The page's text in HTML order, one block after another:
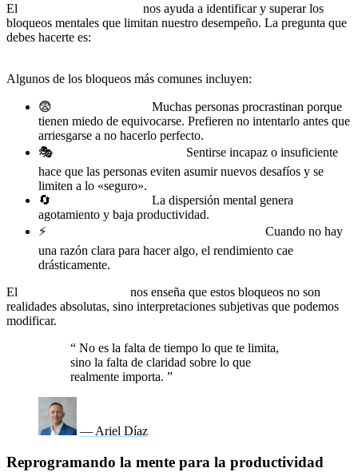
El
nos ayuda a identificar y superar los
bloqueos mentales que limitan nuestro desempeño. La pregunta que
debes hacerte es:
Algunos de los bloqueos más comunes incluyen:
😨
Muchas personas procrastinan porque
tienen miedo de equivocarse. Prefieren no intentarlo antes que
arriesgarse a no hacerlo perfecto.
🎭
Sentirse incapaz o insuficiente
hace que las personas eviten asumir nuevos desafíos y se
limiten a lo «seguro».
🔄
La dispersión mental genera
agotamiento y baja productividad.
⚡
Cuando no hay
una razón clara para hacer algo, el rendimiento cae
drásticamente.
El
nos enseña que estos bloqueos no son
realidades absolutas, sino interpretaciones subjetivas que podemos
modificar.
“ No es la falta de tiempo lo que te limita,
sino la falta de claridad sobre lo que
realmente importa. ”
— Ariel Díaz
Reprogramando la mente para la productividad